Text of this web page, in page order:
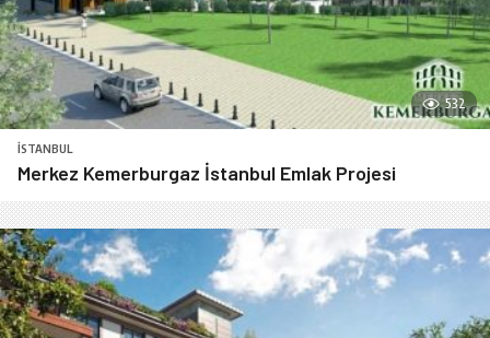
532
İSTANBUL
Merkez Kemerburgaz İstanbul Emlak Projesi